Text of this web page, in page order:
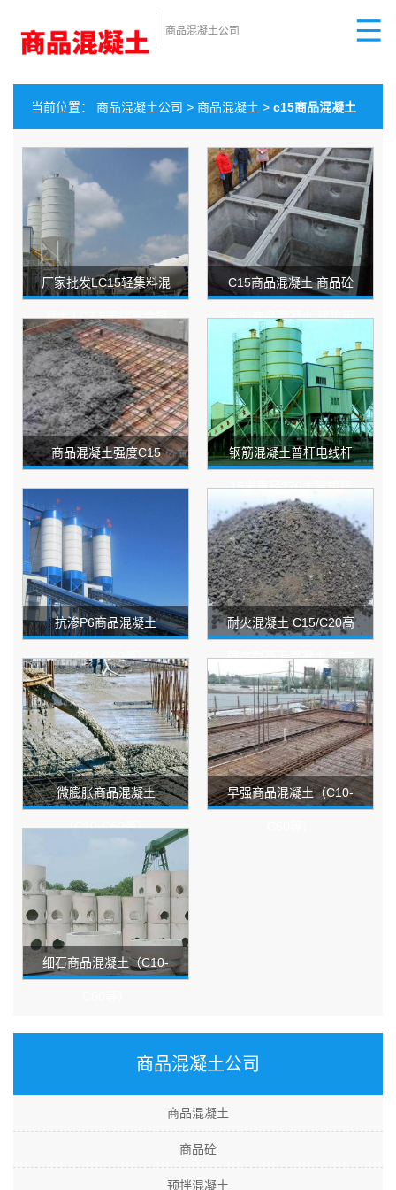
商品混凝土公司
当前位置： 商品混凝土公司 > 商品混凝土 > c15商品混凝土
厂家批发LC15轻集料混
凝土 LC7.5干拌复合轻
集料混凝土材料
C15商品混凝土 商品砼
长沙商品混凝土 建筑用
料混凝土
商品混凝土强度C15 钢筋混凝土普杆电线杆
15米直径270大弯矩杆
标准电线杆
抗渗P6商品混凝土
（C10-C60等）
耐火混凝土 C15/C20高
强度耐高温混凝土 河南
混凝土厂家直销
微膨胀商品混凝土
（C10-C60等）
早强商品混凝土（C10-
细石商品混凝土（C10-
商品混凝土公司
商品混凝土
商品砼
预拌混凝土